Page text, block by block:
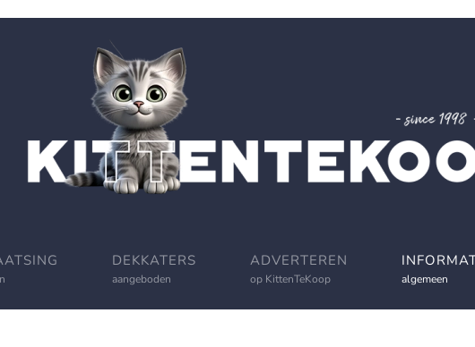
DEKKATERS
aangeboden
ADVERTEREN
op KittenTeKoop algemeen